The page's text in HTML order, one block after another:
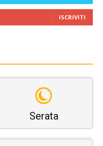
ISCRIVITI
Serata